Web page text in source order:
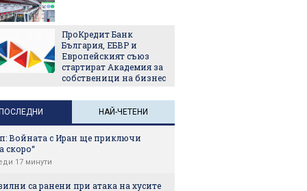
ПроКредит Банк
България, ЕБВР и
Европейският съюз
стартират Академия за
собственици на бизнес
НАЙ-ЧЕТЕНИ
Войната с Иран ще приключи
скоро“
17 минути
са ранени при атака на хусите